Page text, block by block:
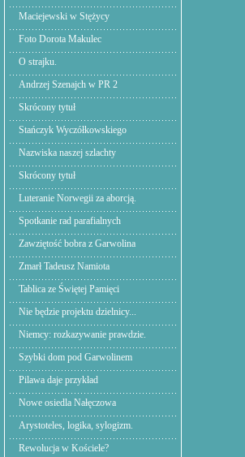
Maciejewski w Stężycy
Foto Dorota Makulec
O strajku.
Andrzej Szenajch w PR 2
Skrócony tytuł
Stańczyk Wyczółkowskiego
Nazwiska naszej szlachty
Skrócony tytuł
Luteranie Norwegii za aborcją.
Spotkanie rad parafialnych
Zawziętość bobra z Garwolina
Zmarł Tadeusz Namiota
Tablica ze Świętej Pamięci
Nie będzie projektu dzielnicy...
Niemcy: rozkazywanie prawdzie.
Szybki dom pod Garwolinem
Pilawa daje przykład
Nowe osiedla Nałęczowa
Arystoteles, logika, sylogizm.
Rewolucja w Kościele?